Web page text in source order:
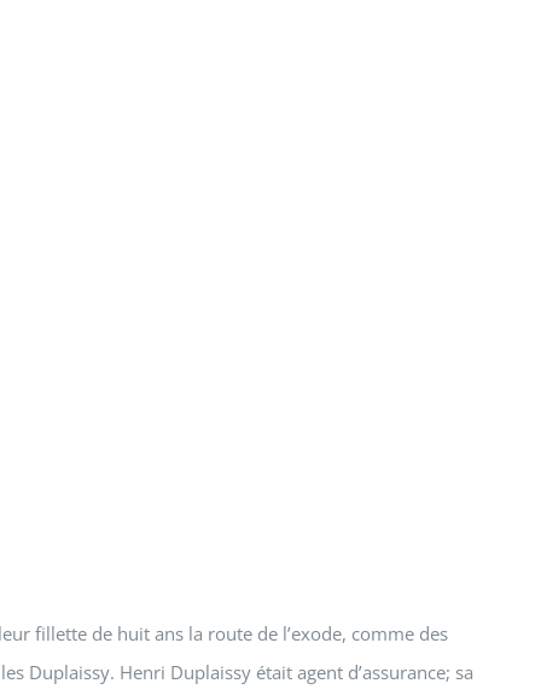
fillette de huit ans la route de l’exode, comme des
Duplaissy. Henri Duplaissy était agent d’assurance; sa